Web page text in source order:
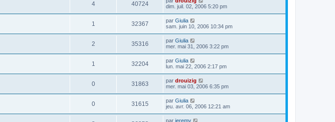
4 40724
dim. juil. 02, 2006 5:20 pm
1 32367 par Giulia
sam. juin 10, 2006 10:34 pm
2 35316 par Giulia
mer. mai 31, 2006 3:22 pm
1 32204 par Giulia
lun. mai 22, 2006 2:17 pm
0 31863 par drouizig
mer. mai 03, 2006 6:35 pm
0 31615 par Giulia
jeu. avr. 06, 2006 12:21 am
par jeremy